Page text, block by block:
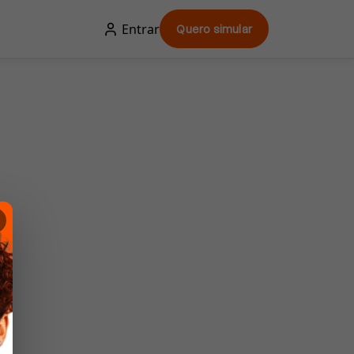
Entrar Quero simular